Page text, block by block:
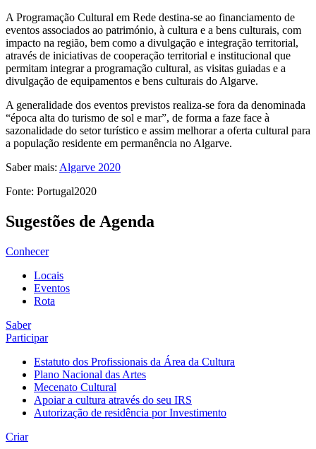
A Programação Cultural em Rede destina-se ao financiamento de
eventos associados ao património, à cultura e a bens culturais, com
impacto na região, bem como a divulgação e integração territorial,
através de iniciativas de cooperação territorial e institucional que
permitam integrar a programação cultural, as visitas guiadas e a
divulgação de equipamentos e bens culturais do Algarve.
A generalidade dos eventos previstos realiza-se fora da denominada
“época alta do turismo de sol e mar”, de forma a faze face à
sazonalidade do setor turístico e assim melhorar a oferta cultural para
a população residente em permanência no Algarve.
Saber mais: Algarve 2020
Fonte: Portugal2020
Sugestões de Agenda
Conhecer
Locais
Eventos
Rota
Saber
Participar
Estatuto dos Profissionais da Área da Cultura
Plano Nacional das Artes
Mecenato Cultural
Apoiar a cultura através do seu IRS
Autorização de residência por Investimento
Criar